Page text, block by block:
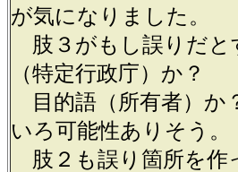
が気になりました。
肢３がもし誤りだ
（特定行政庁）か？
目的語（所有者）
いろ可能性ありそう。
肢２も誤り箇所を作